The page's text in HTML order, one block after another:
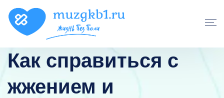
Как справиться с
жжением и